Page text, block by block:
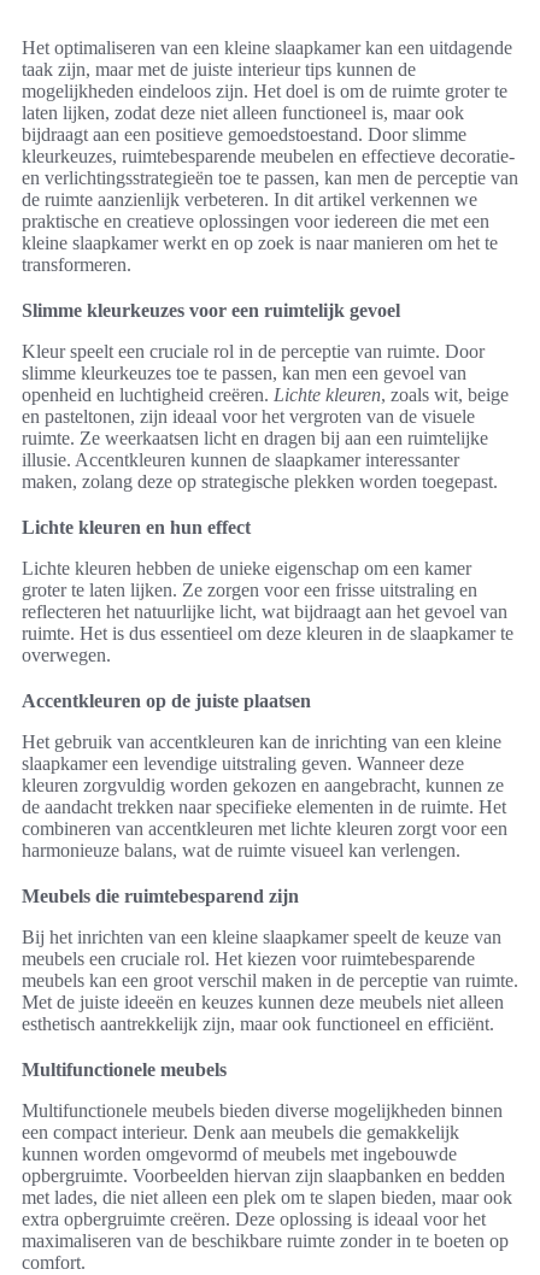
Het optimaliseren van een kleine slaapkamer kan een uitdagende
taak zijn, maar met de juiste interieur tips kunnen de
mogelijkheden eindeloos zijn. Het doel is om de ruimte groter te
laten lijken, zodat deze niet alleen functioneel is, maar ook
bijdraagt aan een positieve gemoedstoestand. Door slimme
kleurkeuzes, ruimtebesparende meubelen en effectieve decoratie-
en verlichtingsstrategieën toe te passen, kan men de perceptie van
de ruimte aanzienlijk verbeteren. In dit artikel verkennen we
praktische en creatieve oplossingen voor iedereen die met een
kleine slaapkamer werkt en op zoek is naar manieren om het te
transformeren.
Slimme kleurkeuzes voor een ruimtelijk gevoel
Kleur speelt een cruciale rol in de perceptie van ruimte. Door
slimme kleurkeuzes toe te passen, kan men een gevoel van
openheid en luchtigheid creëren. Lichte kleuren, zoals wit, beige
en pasteltonen, zijn ideaal voor het vergroten van de visuele
ruimte. Ze weerkaatsen licht en dragen bij aan een ruimtelijke
illusie. Accentkleuren kunnen de slaapkamer interessanter
maken, zolang deze op strategische plekken worden toegepast.
Lichte kleuren en hun effect
Lichte kleuren hebben de unieke eigenschap om een kamer
groter te laten lijken. Ze zorgen voor een frisse uitstraling en
reflecteren het natuurlijke licht, wat bijdraagt aan het gevoel van
ruimte. Het is dus essentieel om deze kleuren in de slaapkamer te
overwegen.
Accentkleuren op de juiste plaatsen
Het gebruik van accentkleuren kan de inrichting van een kleine
slaapkamer een levendige uitstraling geven. Wanneer deze
kleuren zorgvuldig worden gekozen en aangebracht, kunnen ze
de aandacht trekken naar specifieke elementen in de ruimte. Het
combineren van accentkleuren met lichte kleuren zorgt voor een
harmonieuze balans, wat de ruimte visueel kan verlengen.
Meubels die ruimtebesparend zijn
Bij het inrichten van een kleine slaapkamer speelt de keuze van
meubels een cruciale rol. Het kiezen voor ruimtebesparende
meubels kan een groot verschil maken in de perceptie van ruimte.
Met de juiste ideeën en keuzes kunnen deze meubels niet alleen
esthetisch aantrekkelijk zijn, maar ook functioneel en efficiënt.
Multifunctionele meubels
Multifunctionele meubels bieden diverse mogelijkheden binnen
een compact interieur. Denk aan meubels die gemakkelijk
kunnen worden omgevormd of meubels met ingebouwde
opbergruimte. Voorbeelden hiervan zijn slaapbanken en bedden
met lades, die niet alleen een plek om te slapen bieden, maar ook
extra opbergruimte creëren. Deze oplossing is ideaal voor het
maximaliseren van de beschikbare ruimte zonder in te boeten op
comfort.